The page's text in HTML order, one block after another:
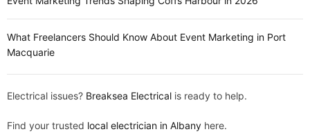
What Freelancers Should Know About Event Marketing in Port
Macquarie
Electrical issues? Breaksea Electrical is ready to help.
Find your trusted local electrician in Albany here.